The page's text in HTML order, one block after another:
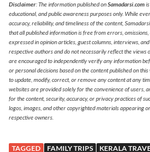
Disclaimer: The information published onSamadarsi.com
educational, and public awareness purposes only. While
accuracy, reliability, and timeliness of the content,
that all published information is free from errors,
expressed in opinion articles, guest columns, interviews,
respective authors and do not necessarily reflect the views
are encouraged to independently verify any information
or personal decisions based on the content published on
to update, modify, correct, or remove any content at any
websites are provided solely for the convenience of users,
for the content, security, accuracy, or privacy practices of
logos, images, and other copyrighted materials appearing
respective owners.
TAGGED FAMILY TRIPS KERALA